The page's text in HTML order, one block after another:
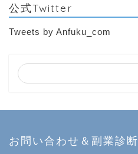
公式Twitter
Tweets by Anfuku_com
お問い合わせ＆副業診断